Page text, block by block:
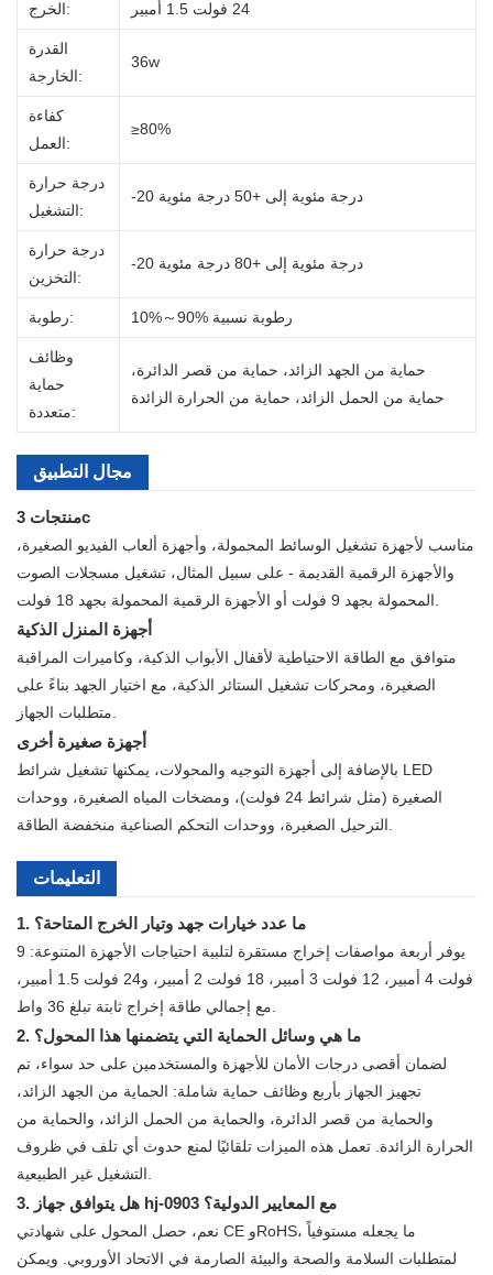
الخرج: 24 فولت 1.5 أمبير
القدرة
الخارجة:
36w
كفاءة
العمل:
≥80%
درجة حرارة
التشغيل:
-20 درجة مئوية إلى +50 درجة مئوية
درجة حرارة
التخزين:
-20 درجة مئوية إلى +80 درجة مئوية
رطوبة: 10%～90% رطوبة نسبية
وظائف
حماية
متعددة:
حماية من الجهد الزائد، حماية من قصر الدائرة،
حماية من الحمل الزائد، حماية من الحرارة الزائدة
مجال التطبيق
منتجات 3c
مناسب لأجهزة تشغيل الوسائط المحمولة، وأجهزة ألعاب الفيديو الصغيرة،
والأجهزة الرقمية القديمة - على سبيل المثال، تشغيل مسجلات الصوت
أجهزة المنزل الذكية
متوافق مع الطاقة الاحتياطية لأقفال الأبواب الذكية، وكاميرات المراقبة
الصغيرة، ومحركات تشغيل الستائر الذكية، مع اختيار الجهد بناءً على
أجهزة صغيرة أخرى
بالإضافة إلى أجهزة التوجيه والمحولات، يمكنها تشغيل شرائط LED
الصغيرة (مثل شرائط 24 فولت)، ومضخات المياه الصغيرة، ووحدات
التعليمات
1. ما عدد خيارات جهد وتيار الخرج المتاحة؟
يوفر أربعة مواصفات إخراج مستقرة لتلبية احتياجات الأجهزة المتنوعة: 9
فولت 4 أمبير، 12 فولت 3 أمبير، 18 فولت 2 أمبير، و24 فولت 1.5 أمبير،
2. ما هي وسائل الحماية التي يتضمنها هذا المحول؟
لضمان أقصى درجات الأمان للأجهزة والمستخدمين على حد سواء، تم
تجهيز الجهاز بأربع وظائف حماية شاملة: الحماية من الجهد الزائد،
والحماية من قصر الدائرة، والحماية من الحمل الزائد، والحماية من
الحرارة الزائدة. تعمل هذه الميزات تلقائيًا لمنع حدوث أي تلف في ظروف
3. هل يتوافق جهاز hj-0903 مع المعايير الدولية؟
نعم، حصل المحول على شهادتي CE وRoHS، ما يجعله مستوفياً
لمتطلبات السلامة والصحة والبيئة الصارمة في الاتحاد الأوروبي. ويمكن